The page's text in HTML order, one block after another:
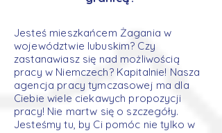
Jesteś mieszkańcem Żagania w
województwie lubuskim? Czy
zastanawiasz się nad możliwością
pracy w Niemczech? Kapitalnie! Nasza
agencja pracy tymczasowej ma dla
Ciebie wiele ciekawych propozycji
pracy! Nie martw się o szczegóły.
Jesteśmy tu, by Ci pomóc nie tylko w